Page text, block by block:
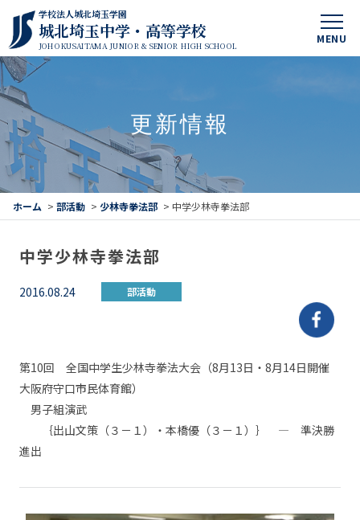
MENU
学校法人城北埼玉学園
城北埼玉中学・高等学校
JOHOKUSAITAMA JUNIOR & SENIOR HIGH SCHOOL
更新情報
ホーム > 部活動 > 少林寺拳法部 > 中学少林寺拳法部
中学少林寺拳法部
2016.08.24 部活動
第10回 全国中学生少林寺拳法大会（8月13日・8月14日開催
大阪府守口市民体育館）
男子組演武
｛出山文策（３－１）・本橋優（３－１）｝ — 準決勝
進出